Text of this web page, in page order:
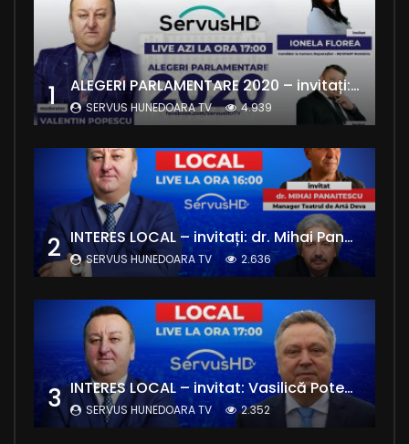
1 ALEGERI PARLAMENTARE 2020 – invitați: Ionela Florea și Emanuel Valentin Crișan – RE:Start România
SERVUS HUNEDOARA TV 4.939
2 INTERES LOCAL – invitați: dr. Mihai Panaitescu – Manager Teatrul de Artă Deva și Alexandru Grecu
SERVUS HUNEDOARA TV 2.636
3 INTERES LOCAL – invitat: Vasilică Potecă – Senator PNL Hunedoara
SERVUS HUNEDOARA TV 2.352